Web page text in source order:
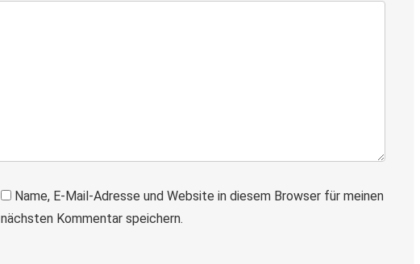
Name, E-Mail-Adresse und Website in diesem Browser für meinen
nächsten Kommentar speichern.